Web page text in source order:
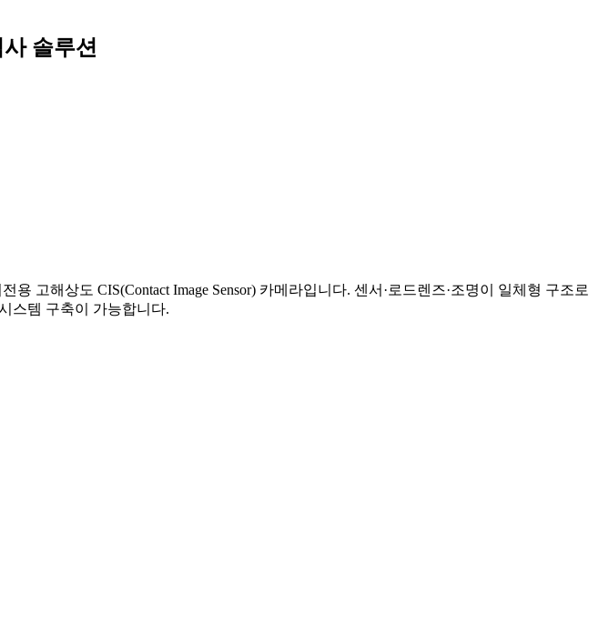
솔루션
고해상도 CIS(Contact Image Sensor) 카메라입니다. 센서·로드렌즈·조명이 일체형 구조로
스템 구축이 가능합니다.